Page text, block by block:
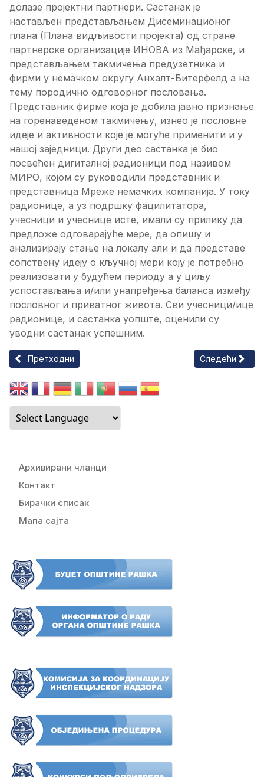
долазе пројектни партнери. Састанак је
настављен представљањем Дисеминационог
плана (Плана видљивости пројекта) од стране
партнерске организације ИНОВА из Мађарске, и
представљањем такмичења предузетника и
фирми у немачком округу Анхалт-Битерфелд а на
тему породично одговорног пословања.
Представник фирме која је добила јавно признање
на горенаведеном такмичењу, изнео је пословне
идеје и активности које је могуће применити и у
нашој заједници. Други део састанка је био
посвећен дигиталној радионици под називом
МИРО, којом су руководили представник и
представница Мреже немачких компанија. У току
радионице, а уз подршку фацилитатора,
учесници и учеснице исте, имали су прилику да
предложе одговарајуће мере, да опишу и
анализирају стање на локалу али и да представе
сопствену идеју о кључној мери коју је потребно
реализовати у будућем периоду а у циљу
успостављања и/или унапређења баланса између
пословног и приватног живота. Сви учесници/ице
радионице, и састанка уопште, оценили су
уводни састанак успешним.
Претходни чланак: Захтев за давање сагласности на
Претходни Следећи
Следећи
Архивирани чланци
Контакт
Бирачки списак
Мапа сајта